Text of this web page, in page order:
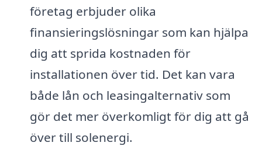
företag erbjuder olika
finansieringslösningar som kan hjälpa
dig att sprida kostnaden för
installationen över tid. Det kan vara
både lån och leasingalternativ som
gör det mer överkomligt för dig att gå
över till solenergi.